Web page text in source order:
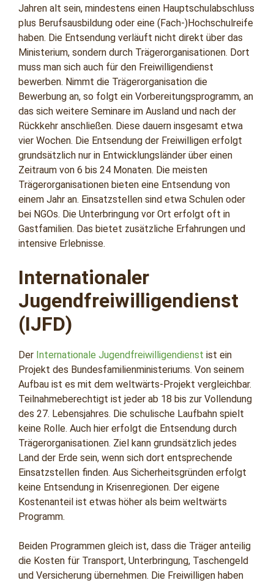
Jahren alt sein, mindestens einen Hauptschulabschluss
plus Berufsausbildung oder eine (Fach-)Hochschulreife
haben. Die Entsendung verläuft nicht direkt über das
Ministerium, sondern durch Trägerorganisationen. Dort
muss man sich auch für den Freiwilligendienst
bewerben. Nimmt die Trägerorganisation die
Bewerbung an, so folgt ein Vorbereitungsprogramm, an
das sich weitere Seminare im Ausland und nach der
Rückkehr anschließen. Diese dauern insgesamt etwa
vier Wochen. Die Entsendung der Freiwilligen erfolgt
grundsätzlich nur in Entwicklungsländer über einen
Zeitraum von 6 bis 24 Monaten. Die meisten
Trägerorganisationen bieten eine Entsendung von
einem Jahr an. Einsatzstellen sind etwa Schulen oder
bei NGOs. Die Unterbringung vor Ort erfolgt oft in
Gastfamilien. Das bietet zusätzliche Erfahrungen und
intensive Erlebnisse.
Internationaler
Jugendfreiwilligendienst
(IJFD)
Der Internationale Jugendfreiwilligendienst ist ein
Projekt des Bundesfamilienministeriums. Von seinem
Aufbau ist es mit dem weltwärts-Projekt vergleichbar.
Teilnahmeberechtigt ist jeder ab 18 bis zur Vollendung
des 27. Lebensjahres. Die schulische Laufbahn spielt
keine Rolle. Auch hier erfolgt die Entsendung durch
Trägerorganisationen. Ziel kann grundsätzlich jedes
Land der Erde sein, wenn sich dort entsprechende
Einsatzstellen finden. Aus Sicherheitsgründen erfolgt
keine Entsendung in Krisenregionen. Der eigene
Kostenanteil ist etwas höher als beim weltwärts
Programm.
Beiden Programmen gleich ist, dass die Träger anteilig
die Kosten für Transport, Unterbringung, Taschengeld
und Versicherung übernehmen. Die Freiwilligen haben